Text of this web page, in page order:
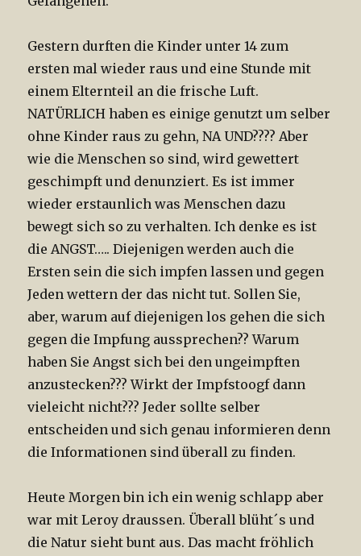
Gestern durften die Kinder unter 14 zum
ersten mal wieder raus und eine Stunde mit
einem Elternteil an die frische Luft.
NATÜRLICH haben es einige genutzt um selber
ohne Kinder raus zu gehn, NA UND???? Aber
wie die Menschen so sind, wird gewettert
geschimpft und denunziert. Es ist immer
wieder erstaunlich was Menschen dazu
bewegt sich so zu verhalten. Ich denke es ist
die ANGST….. Diejenigen werden auch die
Ersten sein die sich impfen lassen und gegen
Jeden wettern der das nicht tut. Sollen Sie,
aber, warum auf diejenigen los gehen die sich
gegen die Impfung aussprechen?? Warum
haben Sie Angst sich bei den ungeimpften
anzustecken??? Wirkt der Impfstoogf dann
vieleicht nicht??? Jeder sollte selber
entscheiden und sich genau informieren denn
die Informationen sind überall zu finden.
Heute Morgen bin ich ein wenig schlapp aber
war mit Leroy draussen. Überall blüht´s und
die Natur sieht bunt aus. Das macht fröhlich